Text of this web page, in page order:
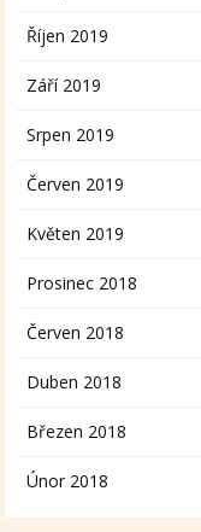
Říjen 2019
Září 2019
Srpen 2019
Červen 2019
Květen 2019
Prosinec 2018
Červen 2018
Duben 2018
Březen 2018
Únor 2018